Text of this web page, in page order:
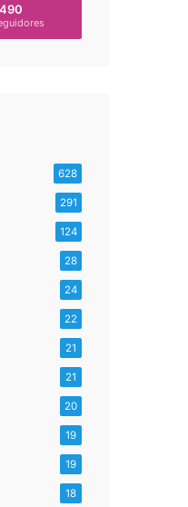
628
291
124
28
24
22
21
21
20
19
19
18